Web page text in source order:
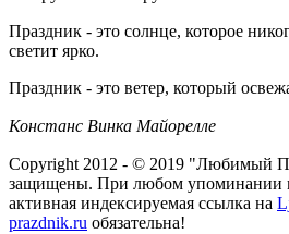
Праздник - это солнце, которое
светит ярко.
Праздник - это ветер, который
Констанс Винка Майорелле
Copyright 2012 - © 2019 "Любимый
защищены. При любом упоминании
активная индексируемая ссылка на
prazdnik.ru обязательна!